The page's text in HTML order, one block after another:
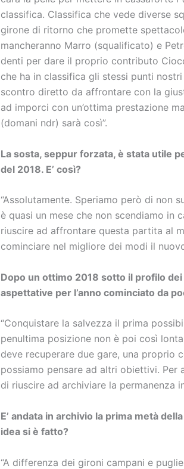
classifica. Classifica che vede diverse
girone di ritorno che promette
mancheranno Marro (squalificato) e
denti per dare il proprio contributo
che ha in classifica gli stessi punti
scontro diretto da affrontare con la
ad imporci con un’ottima prestazione
(domani ndr) sarà così”.
La sosta, seppur forzata, è stata utile
del 2018. E’ così?
“Assolutamente. Speriamo però di non
è quasi un mese che non scendiamo in
riuscire ad affrontare questa partita al
cominciare nel migliore dei modi il
Dopo un ottimo 2018 sotto il profilo
aspettative per l’anno cominciato da
“Conquistare la salvezza il prima
penultima posizione non è poi così
deve recuperare due gare, una proprio
possiamo pensare ad altri obiettivi. Per
di riuscire ad archiviare la permanenza
E’ andata in archivio la prima metà
idea si è fatto?
“A differenza dei gironi campani e